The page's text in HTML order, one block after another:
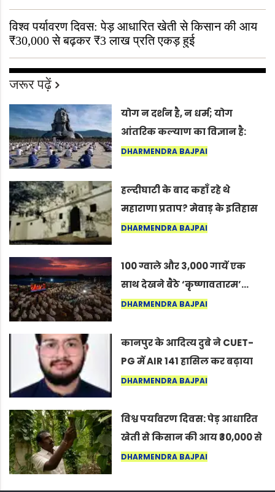
विश्व पर्यावरण दिवस: पेड़ आधारित खेती से किसान की आय
₹30,000 से बढ़कर ₹3 लाख प्रति एकड़ हुई
जरूर पढ़ें
योग न दर्शन है, न धर्म; योग
आंतरिक कल्याण का विज्ञान है:
अंतरराष्ट्रीय योग दिवस 2026 पर
DHARMENDRA BAJPAI
हल्दीघाटी के बाद कहाँ रहे थे
महाराणा प्रताप? मेवाड़ के इतिहास
का वह अनकहा अध्याय जो आज भी
DHARMENDRA BAJPAI
100 ग्वाले और 3,000 गायें एक
साथ देखने बैठे ‘कृष्णावतारम’…
नागपुर में दिखा ऐसा नज़ारा कि
कर सकते हैं”
DHARMENDRA BAJPAI
कानपुर के आदित्य दुबे ने CUET-
PG में AIR 141 हासिल कर बढ़ाया
शहर का मान
DHARMENDRA BAJPAI
विश्व पर्यावरण दिवस: पेड़ आधारित
खेती से किसान की आय ₹30,000 से
बढ़कर ₹3 लाख प्रति एकड़ हुई
DHARMENDRA BAJPAI